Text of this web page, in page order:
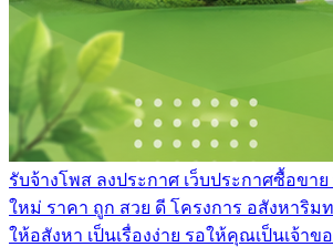
รับจ้างโพส ลงประกาศ เว็บประกาศซื้อขา
ใหม่ ราคา ถูก สวย ดี โครงการ อสังหาริม
ให้อสังหา เป็นเรื่องง่าย รอให้คุณเป็นเจ้าข